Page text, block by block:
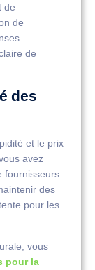
de
de
de
des
et le prix
avez
fournisseurs
des
pour les
vous
pour la